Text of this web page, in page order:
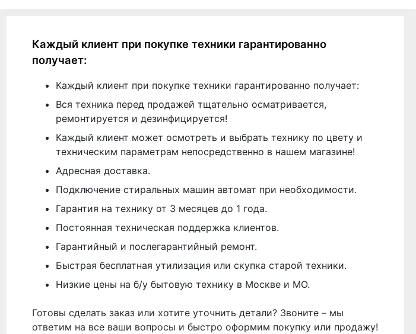
Каждый клиент при покупке техники гарантированно
получает:
Каждый клиент при покупке техники гарантированно получает:
Вся техника перед продажей тщательно осматривается,
ремонтируется и дезинфицируется!
Каждый клиент может осмотреть и выбрать технику по цвету и
техническим параметрам непосредственно в нашем магазине!
Адресная доставка.
Подключение стиральных машин автомат при необходимости.
Гарантия на технику от 3 месяцев до 1 года.
Постоянная техническая поддержка клиентов.
Гарантийный и послегарантийный ремонт.
Быстрая бесплатная утилизация или скупка старой техники.
Низкие цены на б/у бытовую технику в Москве и МО.
Готовы сделать заказ или хотите уточнить детали? Звоните – мы
ответим на все ваши вопросы и быстро оформим покупку или продажу!